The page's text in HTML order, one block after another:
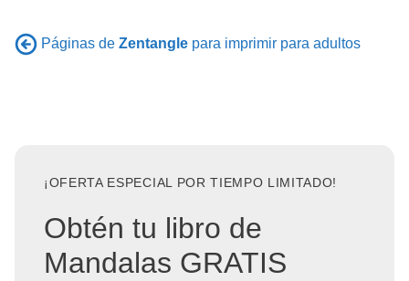
Páginas de Zentangle para imprimir para adultos
¡OFERTA ESPECIAL POR TIEMPO LIMITADO!
Obtén tu libro de
Mandalas GRATIS